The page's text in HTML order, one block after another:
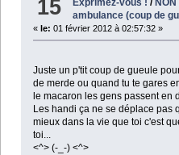
15 Exprimez-vous ! /
ambulance (coup de
« le: 01 février 2012 à 02:57:32 »
Juste un p'tit coup de gueule
de merde ou quand tu te gares
le macaron les gens passent en
Les handi ça ne se déplace pas
mieux dans la vie que toi c'est
toi...
<^> (-_-) <^>